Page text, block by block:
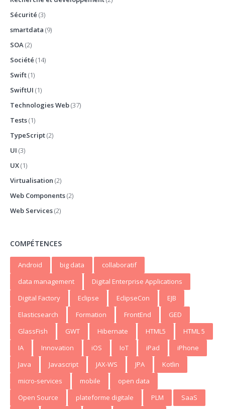
Sécurité (3)
smartdata (9)
SOA(2)
Société (14)
Swift(1)
SwiftUI (1)
Technologies Web(37)
Tests(1)
TypeScript(2)
UI (3)
UX(1)
Virtualisation (2)
Web Components(2)
Web Services(2)
COMPÉTENCES
Android big data
collaboratif
data management
Digital Enterprise Applications
Digital Factory
Eclipse EclipseCon
EJB
Elasticsearch
Formation FrontEnd
GED
GlassFish
GWT Hibernate HTML5
HTML 5
IA
Innovation iOS IoT iPad
iPhone
Java
Javascript JAX-WS JPA
Kotlin
micro-services
mobile
open data
Open Source
plateforme digitale PLM
SaaS